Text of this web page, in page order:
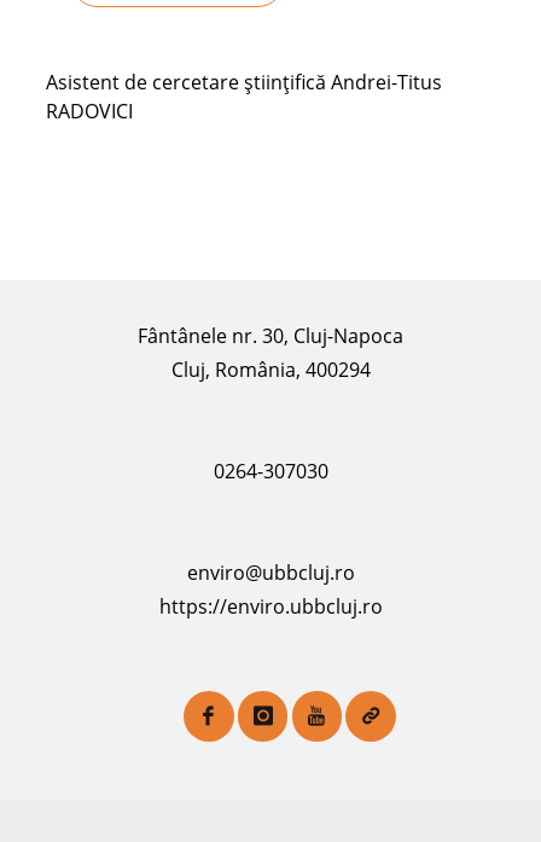
Asistent de cercetare științifică Andrei-Titus
RADOVICI
Fântânele nr. 30, Cluj-Napoca
Cluj, România, 400294
0264-307030
enviro@ubbcluj.ro
https://enviro.ubbcluj.ro